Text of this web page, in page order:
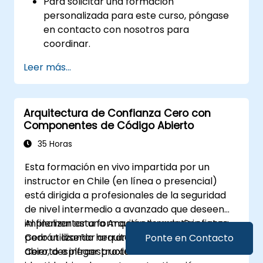
Ponte en Contacto
personalizada para este curso, póngase
en contacto con nosotros para
coordinar.
Leer más...
Arquitectura de Confianza Cero con
Componentes de Código Abierto
35 Horas
Esta formación en vivo impartida por un
instructor en Chile (en línea o presencial)
está dirigida a profesionales de la seguridad
de nivel intermedio a avanzado que deseen
implementar una Arquitectura de Confianza
Cero utilizando herramientas de código
abierto e infraestructura soberana.
Al finalizar esta formación, los participantes
podrán diseñar arquitecturas de Confianza
Cero, desplegar proxies conscientes de la